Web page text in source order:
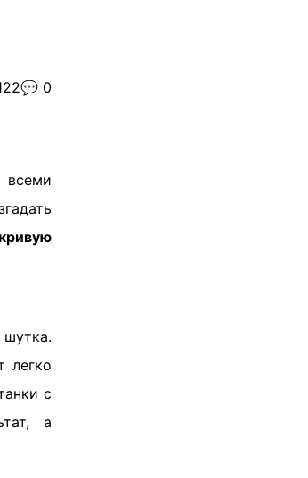
💬 0
всеми
кривую
легко
с
а